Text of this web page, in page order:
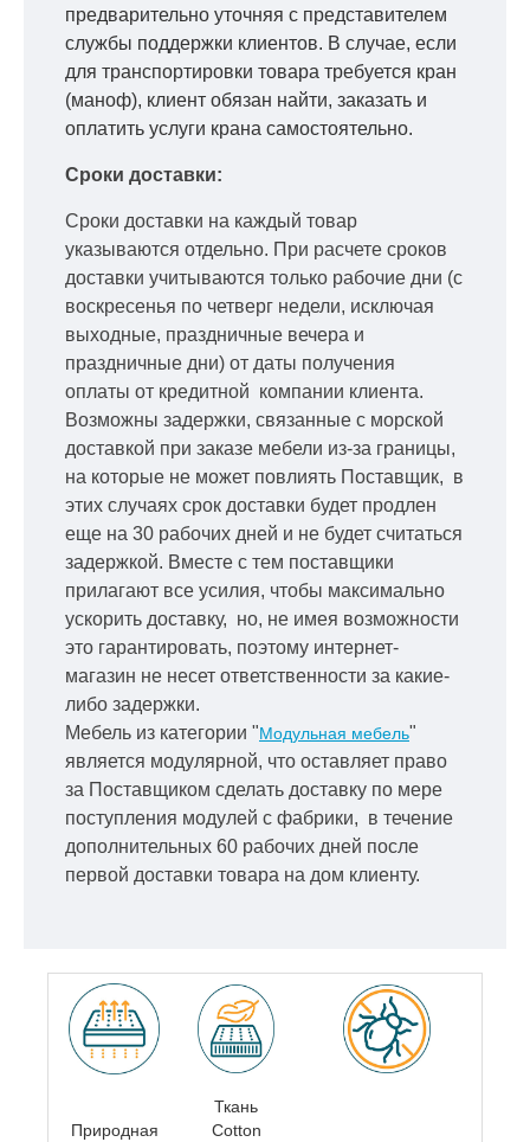
предварительно уточняя с представителем
службы поддержки клиентов. В случае, если
для транспортировки товара требуется кран
(маноф), клиент обязан найти, заказать и
оплатить услуги крана самостоятельно.
Сроки доставки:
Сроки доставки на каждый товар
указываются отдельно. При расчете сроков
доставки учитываются только рабочие дни (с
воскресенья по четверг недели, исключая
выходные, праздничные вечера и
праздничные дни) от даты получения
оплаты от кредитной компании клиента.
Возможны задержки, связанные с морской
доставкой при заказе мебели из-за границы,
на которые не может повлиять Поставщик, в
этих случаях срок доставки будет продлен
еще на 30 рабочих дней и не будет считаться
задержкой. Вместе с тем поставщики
прилагают все усилия, чтобы максимально
ускорить доставку, но, не имея возможности
это гарантировать, поэтому интернет-
магазин не несет ответственности за какие-
либо задержки.
Мебель из категории "Модульная мебель"
является модулярной, что оставляет право
за Поставщиком сделать доставку по мере
поступления модулей с фабрики, в течение
дополнительных 60 рабочих дней после
первой доставки товара на дом клиенту.
Природная
Ткань
Cotton